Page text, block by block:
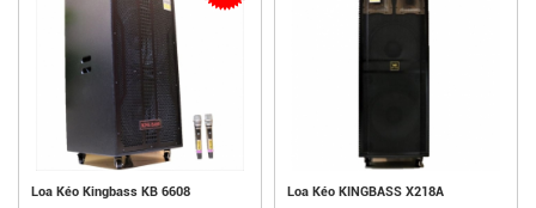
Loa Kéo Kingbass KB 6608 Loa Kéo KINGBASS X218A